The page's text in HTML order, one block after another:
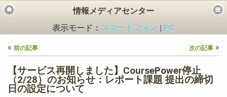
情報メディアセンター
表示モード： スマートフォン
PC
« 前の記事 次の記事 »
【サービス再開しました】CoursePower停止
（2/28）のお知らせ：レポート課題 提出の締切
日の設定について